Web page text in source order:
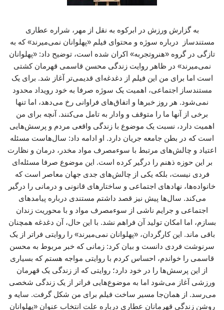
به گزارش ورزش در ابرکوه به نقل از مهر، شراره عطاری
مستندساز درباره سوژه و محتوای فیلم «پهلوانان نمی‌میرند» که به
تازگی در گروه «هنروتجربه» اکران شده است، توضیح داد: «پهلوانان
نمی‌میرند» در ظاهر روایت زندگی محسن قاسمی قهرمان کشتی
است اما برای من این فیلم از دغدغه‌ای قدیمی‌تر آغاز شد. برای یک
مستندساز اجتماعی، اهمیت یک سوژه صرفا به خود رویداد محدود
نمی‌شود. هر روز خبرها و اتفاق‌های فراوانی رخ می‌دهد، اما تنها
برخی از آنها ما را متوقف و وادار به تامل می‌کنند. آنچه برای من
اهمیت دارد، نسبت یک موضوع با زندگی واقعی مردم و پرسش‌هایی
است که در بطن جامعه جریان دارد. او ادامه داد: سال‌هاست مسئله
اعتیاد و چالش‌های مرتبط با سوءمصرف مواد مخدر، درمان و نظارت
بر این حوزه ذهنم را درگیر کرده است. این موضوع صرفا مسئله‌ای
فردی نیست، بلکه یکی از چالش‌های جدی جهان معاصر است که
خانواده‌ها، نهادهای اجتماعی و ساختارهای قانونی و درمانی را درگیر
می‌کند. سال‌ها پیش نیز قصد داشتم مستندی درباره پیامدهای
اجتماعی و جرایم ناشی از سوءمصرف مواد و با محوریت زندان
بسازم، اما امکان تولید آن فراهم نشد. با این حال، آن دغدغه همچنان
باقی ماند. این کارگردان، «پهلوانان نمی‌میرند» را روایتی فراتر از یک
سرنوشت فردی دانست و بیان کرد: زمانی که خبر مربوط به محسن
قاسمی را خواندم، احساس کردم با روایتی مواجه هستم که بسیاری
از این پرسش‌ها را در خود دارد؛ روایتی که از زندگی یک قهرمان
ورزشی آغاز می‌شود اما به موضوع‌هایی فراتر از یک زندگی شخصی
می‌رسد. از همان‌جا مسیر ساخت فیلم برای من شکل گرفت. سایه و
روشن زندگی قهرمانان عطاری درباره علت انتخاب عنوان «پهلوانان